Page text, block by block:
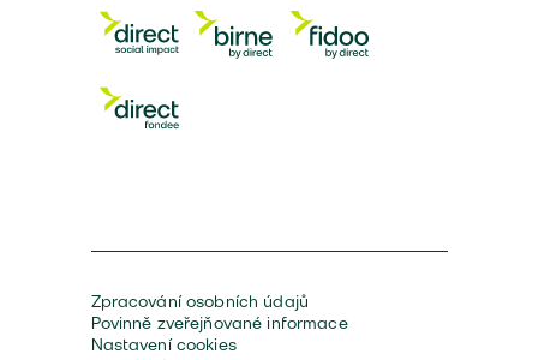
Zpracování osobních údajů
Povinně zveřejňované informace
Nastavení cookies